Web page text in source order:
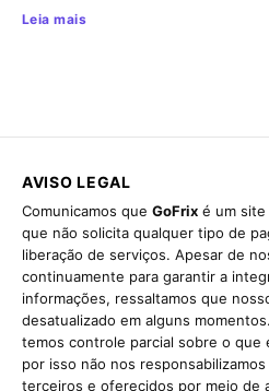
Leia mais
AVISO LEGAL
Comunicamos que GoFrix é um
que não solicita qualquer tipo de
liberação de serviços. Apesar de
continuamente para garantir a
informações, ressaltamos que
desatualizado em alguns
temos controle parcial sobre o que
por isso não nos
terceiros e oferecidos por meio de